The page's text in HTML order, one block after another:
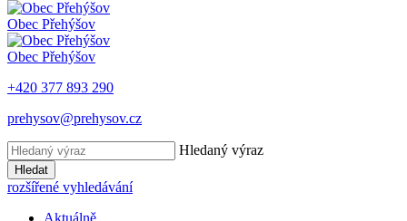
Obec Přehýšov
Obec Přehýšov
+420 377 893 290
prehysov@prehysov.cz
Hledaný výraz
Hledat
rozšířené vyhledávání
Aktuálně